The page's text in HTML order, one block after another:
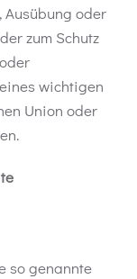
Ausübung oder
zum Schutz
wichtigen
Union oder
so genannte